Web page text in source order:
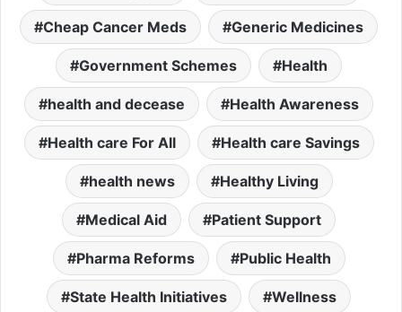
Cheap Cancer Meds Generic Medicines
Government Schemes Health
health and decease Health Awareness
Health care For All Health care Savings
health news Healthy Living
Medical Aid Patient Support
Pharma Reforms Public Health
State Health Initiatives Wellness